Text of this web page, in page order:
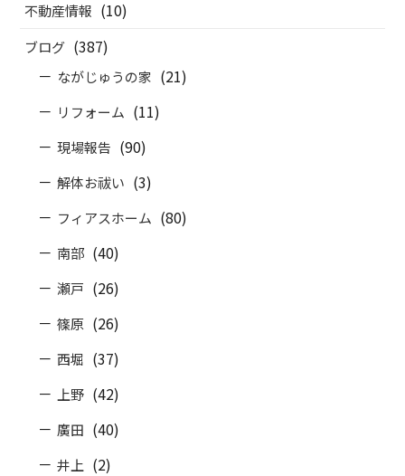
不動産情報 (10)
ブログ (387)
ながじゅうの家 (21)
リフォーム (11)
現場報告 (90)
解体お祓い (3)
フィアスホーム (80)
南部 (40)
瀬戸 (26)
篠原 (26)
西堀 (37)
上野 (42)
廣田 (40)
井上 (2)